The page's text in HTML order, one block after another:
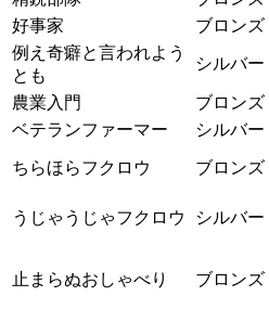
好事家
ブロンズ
例え奇癖と言われよう
とも
シルバー
農業入門
ブロンズ
ベテランファーマー
シルバー
ちらほらフクロウ ブロンズ
うじゃうじゃフクロウ シルバー
止まらぬおしゃべり ブロンズ